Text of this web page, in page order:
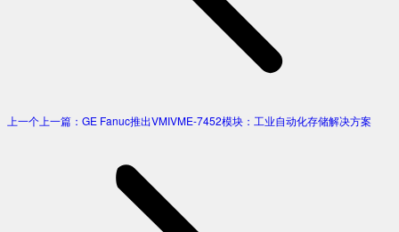
上一个 上一篇： GE Fanuc推出VMIVME-7452模块：工业自动化存储解决方案